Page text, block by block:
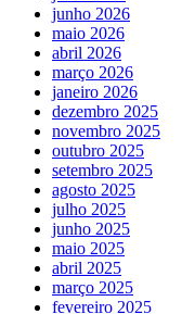
junho 2026
maio 2026
abril 2026
março 2026
janeiro 2026
dezembro 2025
novembro 2025
outubro 2025
setembro 2025
agosto 2025
julho 2025
junho 2025
maio 2025
abril 2025
março 2025
fevereiro 2025